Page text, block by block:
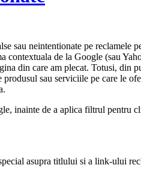
sau neintentionate pe reclamele
de la Google (sau
din care am plecat. Totusi, din
sau serviciile pe care le
inainte de a aplica filtrul pentru
asupra titlului si a link-ului